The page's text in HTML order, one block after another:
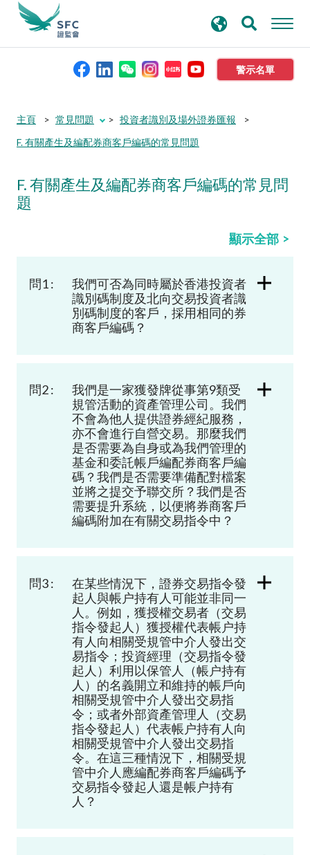
警示名單
本會簡介
規則及標準
新聞稿及公布
加入本會
尋
主頁 常見問題
投資者識別及場外證券匯報
F. 有關產生及編配券商客戶編碼的常見問題
F.有關產生及編配券商客戶編碼的常見問
題
顯示全部
問1 :
我們可否為同時屬於香港投資者
識別碼制度及北向交易投資者識
別碼制度的客戶，採用相同的券
商客戶編碼？
問2 :
我們是一家獲發牌從事第9類受
規管活動的資產管理公司。我們
不會為他人提供證券經紀服務，
亦不會進行自營交易。那麼我們
是否需要為自身或為我們管理的
基金和委託帳戶編配券商客戶編
碼？我們是否需要準備配對檔案
並將之提交予聯交所？我們是否
需要提升系統，以便將券商客戶
編碼附加在有關交易指令中？
問3 :
在某些情況下，證券交易指令發
起人與帳户持有人可能並非同一
人。例如，獲授權交易者（交易
指令發起人）獲授權代表帳户持
有人向相關受規管中介人發出交
易指令；投資經理（交易指令發
起人）利用以保管人（帳户持有
人）的名義開立和維持的帳戶向
相關受規管中介人發出交易指
令；或者外部資產管理人（交易
指令發起人）代表帳户持有人向
相關受規管中介人發出交易指
令。在這三種情況下，相關受規
管中介人應編配券商客戶編碼予
交易指令發起人還是帳户持有
人？